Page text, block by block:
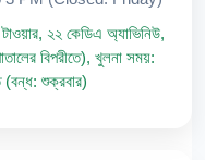
২২ কেডিএ অ্যাভিনিউ,
বিপরীতে), খুলনা সময়:
(বন্ধ: শুক্রবার)